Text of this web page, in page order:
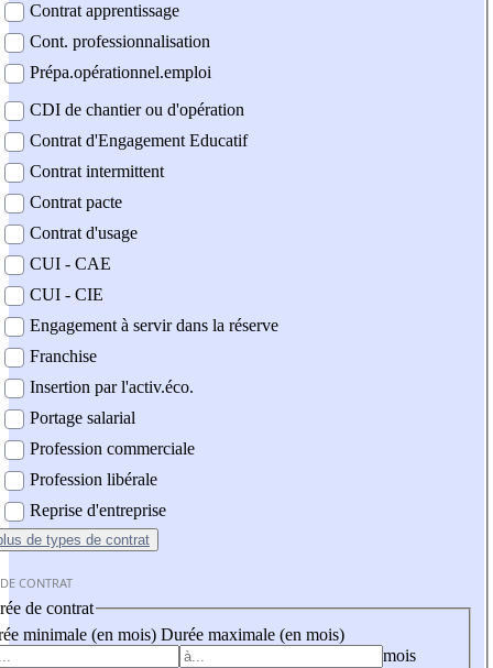
Contrat apprentissage
Cont. professionnalisation
Prépa.opérationnel.emploi
CDI de chantier ou d'opération
Contrat d'Engagement Educatif
Contrat intermittent
Contrat pacte
Contrat d'usage
CUI - CAE
CUI - CIE
Engagement à servir dans la réserve
Franchise
Insertion par l'activ.éco.
Portage salarial
Profession commerciale
Profession libérale
Reprise d'entreprise
de types de contrat
CONTRAT
de contrat
minimale (en mois) Durée maximale (en mois)
mois